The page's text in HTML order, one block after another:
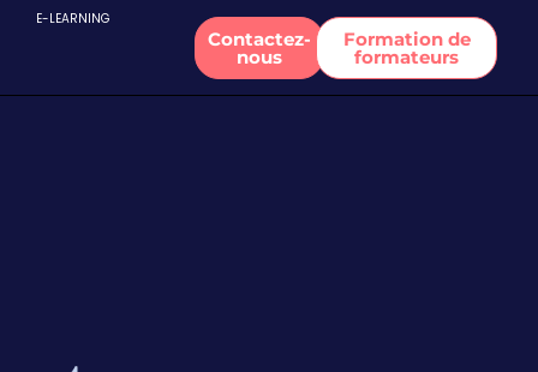
E-LEARNING
Contactez-
nous
Formation de
formateurs